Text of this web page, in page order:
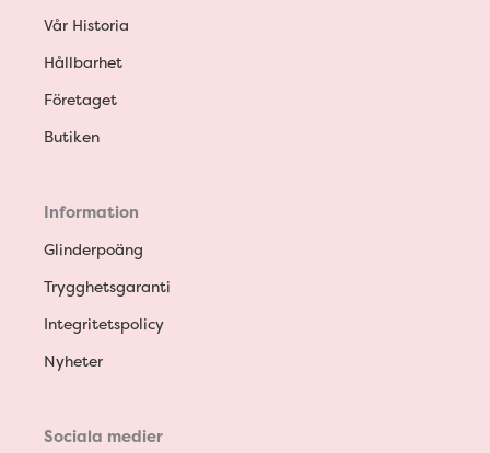
Vår Historia
Hållbarhet
Företaget
Butiken
Information
Glinderpoäng
Trygghetsgaranti
Integritetspolicy
Nyheter
Sociala medier